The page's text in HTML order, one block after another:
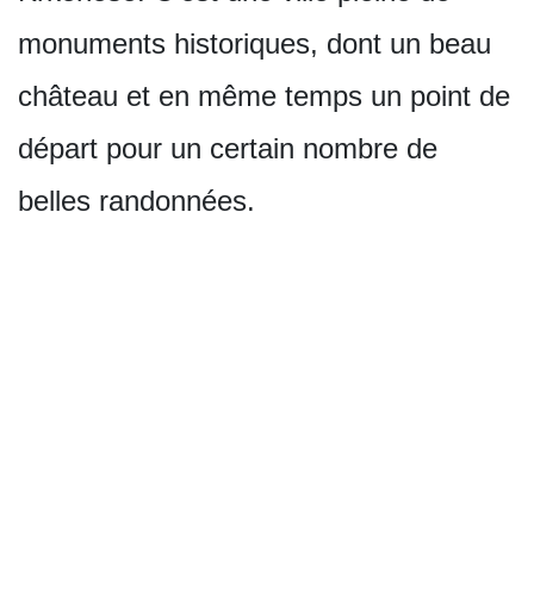
monuments historiques, dont un beau
château et en même temps un point de
départ pour un certain nombre de
belles randonnées.